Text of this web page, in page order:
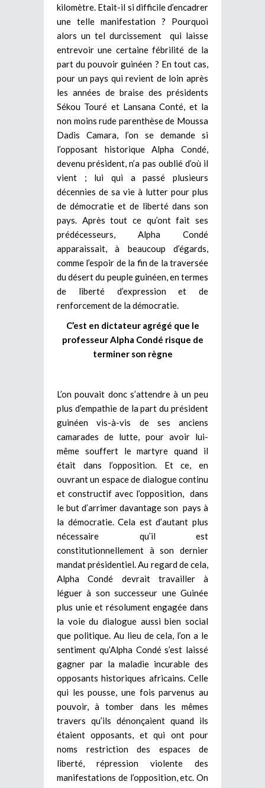
kilomètre. Etait-il si difficile d’encadrer
une telle manifestation ? Pourquoi
alors un tel durcissement qui laisse
entrevoir une certaine fébrilité de la
part du pouvoir guinéen ? En tout cas,
pour un pays qui revient de loin après
les années de braise des présidents
Sékou Touré et Lansana Conté, et la
non moins rude parenthèse de Moussa
Dadis Camara, l’on se demande si
l’opposant historique Alpha Condé,
devenu président, n’a pas oublié d’où il
vient ; lui qui a passé plusieurs
décennies de sa vie à lutter pour plus
de démocratie et de liberté dans son
pays. Après tout ce qu’ont fait ses
prédécesseurs, Alpha Condé
apparaissait, à beaucoup d’égards,
comme l’espoir de la fin de la traversée
du désert du peuple guinéen, en termes
de liberté d’expression et de
renforcement de la démocratie.
C’est en dictateur agrégé que le
professeur Alpha Condé risque de
terminer son règne
L’on pouvait donc s’attendre à un peu
plus d’empathie de la part du président
guinéen vis-à-vis de ses anciens
camarades de lutte, pour avoir lui-
même souffert le martyre quand il
était dans l’opposition. Et ce, en
ouvrant un espace de dialogue continu
et constructif avec l’opposition, dans
le but d’arrimer davantage son pays à
la démocratie. Cela est d’autant plus
nécessaire qu’il est
constitutionnellement à son dernier
mandat présidentiel. Au regard de cela,
Alpha Condé devrait travailler à
léguer à son successeur une Guinée
plus unie et résolument engagée dans
la voie du dialogue aussi bien social
que politique. Au lieu de cela, l’on a le
sentiment qu’Alpha Condé s’est laissé
gagner par la maladie incurable des
opposants historiques africains. Celle
qui les pousse, une fois parvenus au
pouvoir, à tomber dans les mêmes
travers qu’ils dénonçaient quand ils
étaient opposants, et qui ont pour
noms restriction des espaces de
liberté, répression violente des
manifestations de l’opposition, etc. On